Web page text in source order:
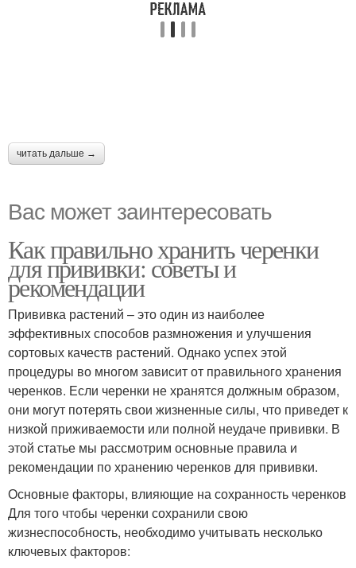
читать дальше →
Вас может заинтересовать
Как правильно хранить черенки
для прививки: советы и
рекомендации
Прививка растений – это один из наиболее
эффективных способов размножения и улучшения
сортовых качеств растений. Однако успех этой
процедуры во многом зависит от правильного хранения
черенков. Если черенки не хранятся должным образом,
они могут потерять свои жизненные силы, что приведет к
низкой приживаемости или полной неудаче прививки. В
этой статье мы рассмотрим основные правила и
рекомендации по хранению черенков для прививки.
Основные факторы, влияющие на сохранность черенков
Для того чтобы черенки сохранили свою
жизнеспособность, необходимо учитывать несколько
ключевых факторов: